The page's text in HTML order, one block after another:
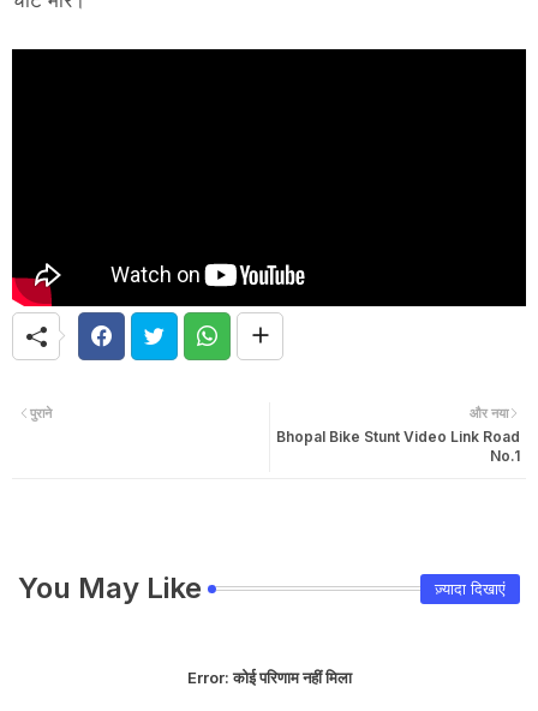
और नया
Bhopal Bike Stunt Video Link Road
No.1
पुराने
You May Like ज़्यादा दिखाएं
Error:कोई परिणाम नहीं मिला